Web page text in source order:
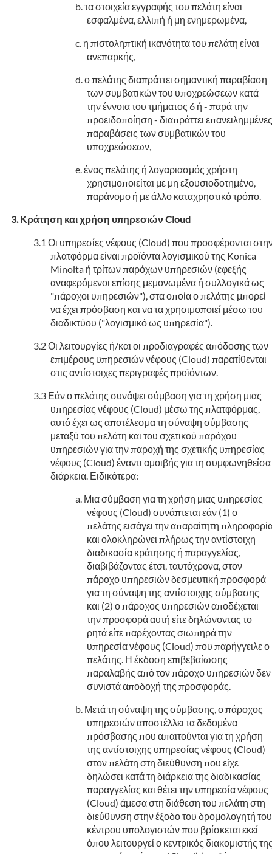
τα στοιχεία εγγραφής του πελάτη είναι
εσφαλμένα, ελλιπή ή μη ενημερωμένα,
η πιστοληπτική ικανότητα του πελάτη είναι
ανεπαρκής,
ο πελάτης διαπράττει σημαντική παραβίαση
των συμβατικών του υποχρεώσεων κατά
την έννοια του τμήματος 6 ή - παρά την
προειδοποίηση - διαπράττει επανειλημμένες
παραβάσεις των συμβατικών του
υποχρεώσεων,
ένας πελάτης ή λογαριασμός χρήστη
χρησιμοποιείται με μη εξουσιοδοτημένο,
παράνομο ή με άλλο καταχρηστικό τρόπο.
Κράτηση και χρήση υπηρεσιών Cloud
Οι υπηρεσίες νέφους (Cloud) που προσφέρονται
πλατφόρμα είναι προϊόντα λογισμικού της Konica
Minolta ή τρίτων παρόχων υπηρεσιών (εφεξής
αναφερόμενοι επίσης μεμονωμένα ή συλλογικά ως
"πάροχοι υπηρεσιών"), στα οποία ο πελάτης μπορεί
να έχει πρόσβαση και να τα χρησιμοποιεί μέσω του
διαδικτύου ("λογισμικό ως υπηρεσία").
Οι λειτουργίες ή/και οι προδιαγραφές απόδοσης των
επιμέρους υπηρεσιών νέφους (Cloud) παρατίθενται
στις αντίστοιχες περιγραφές προϊόντων.
Εάν ο πελάτης συνάψει σύμβαση για τη χρήση μιας
υπηρεσίας νέφους (Cloud) μέσω της πλατφόρμας,
αυτό έχει ως αποτέλεσμα τη σύναψη σύμβασης
μεταξύ του πελάτη και του σχετικού παρόχου
υπηρεσιών για την παροχή της σχετικής υπηρεσίας
νέφους (Cloud) έναντι αμοιβής για τη συμφωνηθείσα
διάρκεια. Ειδικότερα:
Μια σύμβαση για τη χρήση μιας υπηρεσίας
νέφους (Cloud) συνάπτεται εάν (1) ο
πελάτης εισάγει την απαραίτητη
και ολοκληρώνει πλήρως την αντίστοιχη
διαδικασία κράτησης ή παραγγελίας,
διαβιβάζοντας έτσι, ταυτόχρονα, στον
πάροχο υπηρεσιών δεσμευτική προσφορά
για τη σύναψη της αντίστοιχης σύμβασης
και (2) ο πάροχος υπηρεσιών αποδέχεται
την προσφορά αυτή είτε δηλώνοντας το
ρητά είτε παρέχοντας σιωπηρά την
υπηρεσία νέφους (Cloud) που παρήγγειλε ο
πελάτης. Η έκδοση επιβεβαίωσης
παραλαβής από τον πάροχο υπηρεσιών δεν
συνιστά αποδοχή της προσφοράς.
Μετά τη σύναψη της σύμβασης, ο πάροχος
υπηρεσιών αποστέλλει τα δεδομένα
πρόσβασης που απαιτούνται για τη χρήση
της αντίστοιχης υπηρεσίας νέφους (Cloud)
στον πελάτη στη διεύθυνση που είχε
δηλώσει κατά τη διάρκεια της διαδικασίας
παραγγελίας και θέτει την υπηρεσία νέφους
(Cloud) άμεσα στη διάθεση του πελάτη στη
διεύθυνση στην έξοδο του δρομολογητή του
κέντρου υπολογιστών που βρίσκεται εκεί
όπου λειτουργεί ο κεντρικός διακομιστής